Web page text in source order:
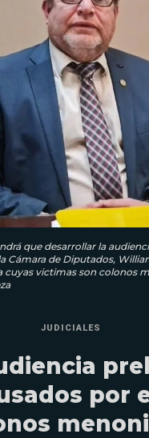
que desarrollar la
Cámara de Diputados,
cuyas victimas son colonos
JUDICIALES
por